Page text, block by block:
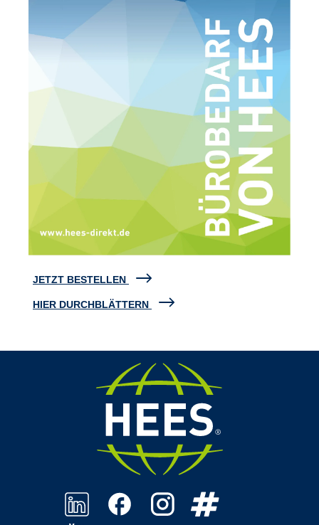
JETZT BESTELLEN
HIER DURCHBLÄTTERN